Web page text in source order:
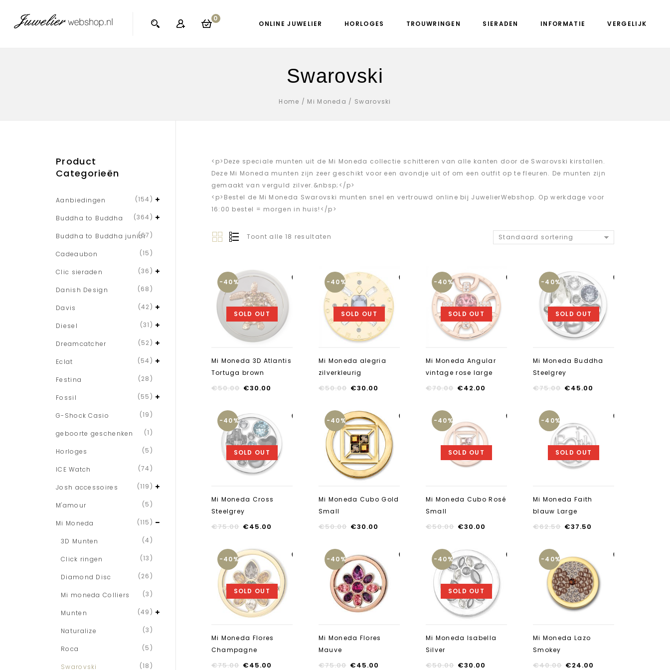
0
ONLINE JUWELIER HORLOGES TROUWRINGEN SIERADEN INFORMATIE VERGELIJK
Swarovski
Home / Mi Moneda / Swarovski
<p>Deze speciale munten uit de Mi Moneda collectie schitteren van alle kanten door de Swarovski kirstallen.
Deze Mi Moneda munten zijn zeer geschikt voor een avondje uit of om een outfit op te fleuren. De munten zijn
gemaakt van verguld zilver.&nbsp;</p>
<p>Bestel de Mi Moneda Swarovski munten snel en vertrouwd online bij JuwelierWebshop. Op werkdage voor
16:00 bestel = morgen in huis!</p>
Toont alle 18 resultaten Standaard sortering
SOLD OUT
-40%
Mi Moneda 3D Atlantis
Tortuga brown
€50.00 €30.00
SOLD OUT
-40%
Mi Moneda alegria
zilverkleurig
€50.00 €30.00
SOLD OUT
-40%
Mi Moneda Angular
vintage rose large
€70.00 €42.00
SOLD OUT
-40%
Mi Moneda Buddha
Steelgrey
€75.00 €45.00
SOLD OUT
-40%
Mi Moneda Cross
Steelgrey
€75.00 €45.00
-40%
Mi Moneda Cubo Gold
Small
€50.00 €30.00
SOLD OUT
-40%
Mi Moneda Cubo Rosé
Small
€50.00 €30.00
SOLD OUT
-40%
Mi Moneda Faith
blauw Large
€62.50 €37.50
SOLD OUT
-40%
Mi Moneda Flores
Champagne
€75.00 €45.00
-40%
Mi Moneda Flores
Mauve
€75.00 €45.00
SOLD OUT
-40%
Mi Moneda Isabella
Silver
€50.00 €30.00
-40%
Mi Moneda Lazo
Smokey
€40.00 €24.00
Product
Categorieën
Aanbiedingen (154)
Buddha to Buddha (364)
Buddha to Buddha junior(67)
Cadeaubon (15)
Clic sieraden (36)
Danish Design (68)
Davis (42)
Diesel (31)
Dreamcatcher (52)
Eclat (54)
Festina (28)
Fossil (55)
G-Shock Casio (19)
geboorte geschenken (1)
Horloges (5)
ICE Watch (74)
Josh accessoires (119)
M'amour (5)
Mi Moneda (115)
3D Munten (4)
Click ringen (13)
Diamond Disc (26)
Mi moneda Colliers (3)
Munten (49)
Naturalize (3)
Roca (5)
Swarovski (18)